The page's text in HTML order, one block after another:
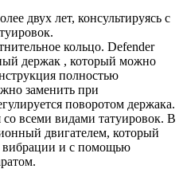
двух лет, консультируясь с
кольцо. Defender
держак , который можно
полностью
заменить при
поворотом держака.
всеми видами татуировок. В
двигателем, который
вибрации и с помощью